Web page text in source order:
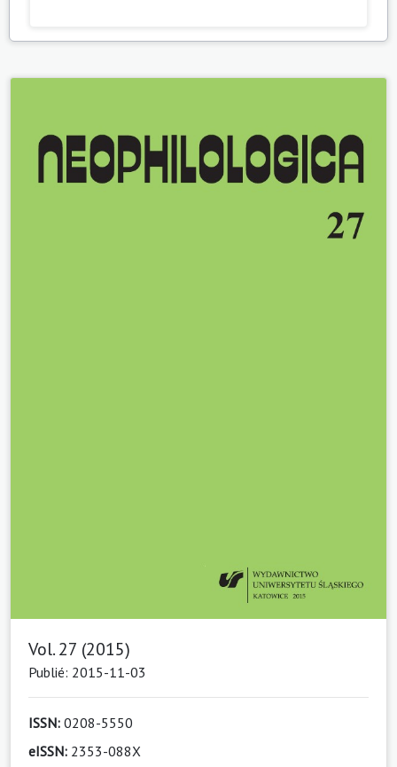
Vol. 27 (2015)
Publié: 2015-11-03
ISSN: 0208-5550
eISSN: 2353-088X